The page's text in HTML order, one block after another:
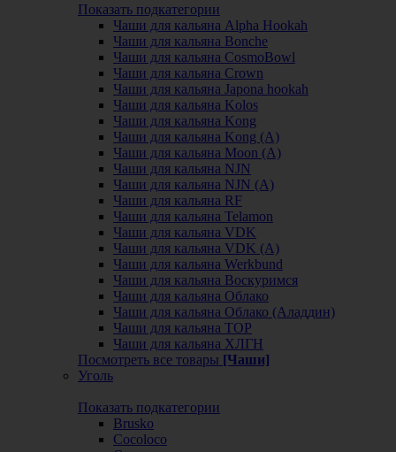
Показать подкатегории
Чаши для кальяна Alpha Hookah
Чаши для кальяна Bonche
Чаши для кальяна CosmoBowl
Чаши для кальяна Crown
Чаши для кальяна Japona hookah
Чаши для кальяна Kolos
Чаши для кальяна Kong
Чаши для кальяна Kong (A)
Чаши для кальяна Moon (А)
Чаши для кальяна NJN
Чаши для кальяна NJN (А)
Чаши для кальяна RF
Чаши для кальяна Telamon
Чаши для кальяна VDK
Чаши для кальяна VDK (А)
Чаши для кальяна Werkbund
Чаши для кальяна Воскуримся
Чаши для кальяна Облако
Чаши для кальяна Облако (Аладдин)
Чаши для кальяна ТОР
Чаши для кальяна ХЛГН
Посмотреть все товары [Чаши]
Уголь
Показать подкатегории
Brusko
Cocoloco